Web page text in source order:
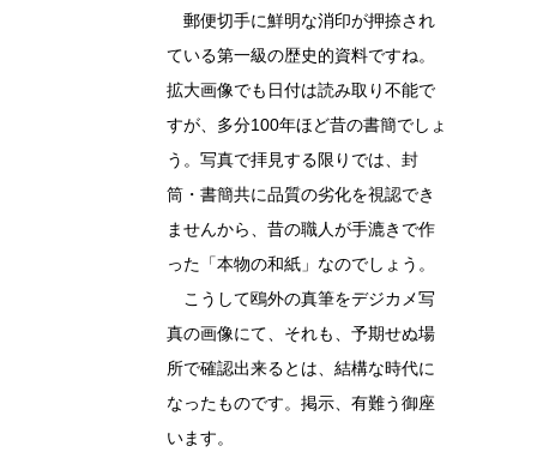
郵便切手に鮮明な消印が押捺され
ている第一級の歴史的資料ですね。
拡大画像でも日付は読み取り不能で
すが、多分100年ほど昔の書簡でしょ
う。写真で拝見する限りでは、封
筒・書簡共に品質の劣化を視認でき
ませんから、昔の職人が手漉きで作
った「本物の和紙」なのでしょう。
こうして鴎外の真筆をデジカメ写
真の画像にて、それも、予期せぬ場
所で確認出来るとは、結構な時代に
なったものです。掲示、有難う御座
います。